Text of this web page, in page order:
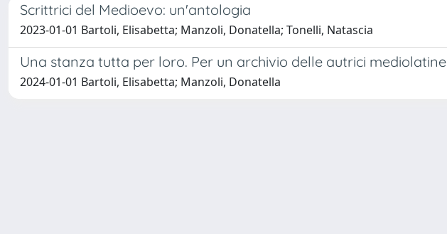
Scrittrici del Medioevo: un'antologia
2023-01-01 Bartoli, Elisabetta; Manzoli, Donatella; Tonelli, Natascia
Una stanza tutta per loro. Per un archivio delle autrici mediolatine
2024-01-01 Bartoli, Elisabetta; Manzoli, Donatella